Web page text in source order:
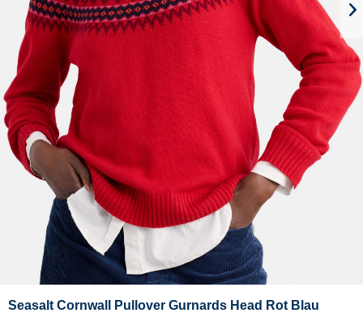
Seasalt Cornwall Pullover Gurnards Head Rot Blau